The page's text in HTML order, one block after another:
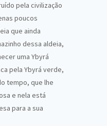
pela civilização
poucos
que ainda
dessa aldeia,
uma Ybyrá
pela Ybyrá verde,
tempo, que lhe
e nela está
para a sua